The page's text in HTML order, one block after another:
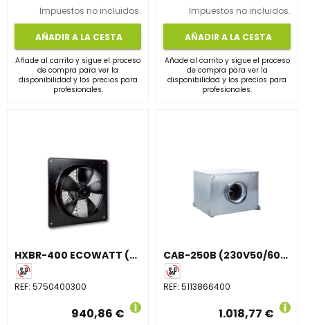
Impuestos no incluidos.
AÑADIR A LA CESTA
Añade al carrito y sigue el proceso
de compra para ver la
disponibilidad y los precios para
profesionales.
Impuestos no incluidos.
AÑADIR A LA CESTA
Añade al carrito y sigue el proceso
de compra para ver la
disponibilidad y los precios para
profesionales.
HXBR-400 ECOWATT (230V50/60HZ) V5
REF: 5750400300
940,86 €
CAB-250B (230V50/60HZ) N8
REF:5113866400
1.018,77 €